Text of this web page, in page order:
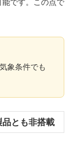
です。この点で
象条件でも
とも非搭載